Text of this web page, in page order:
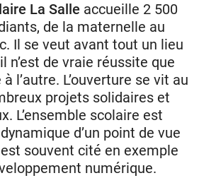
La Salle accueille 2 500
de la maternelle au
Il se veut avant tout un lieu
n’est de vraie réussite que
l’autre. L’ouverture se vit au
projets solidaires et
L’ensemble scolaire est
d’un point de vue
souvent cité en exemple
numérique.